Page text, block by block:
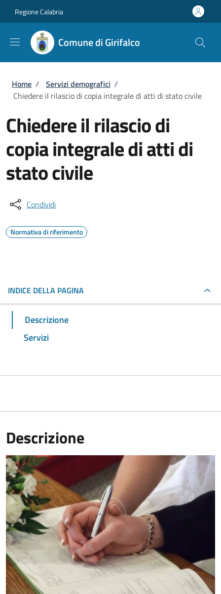
Regione Calabria
Comune di Girifalco
Briciole di pane
Home / Servizi demografici /
Chiedere il rilascio di copia integrale di atti di stato civile
Chiedere il rilascio di
copia integrale di atti di
stato civile
Condividi
Normativa di riferimento
INDICE DELLA PAGINA
Descrizione
Servizi
Descrizione